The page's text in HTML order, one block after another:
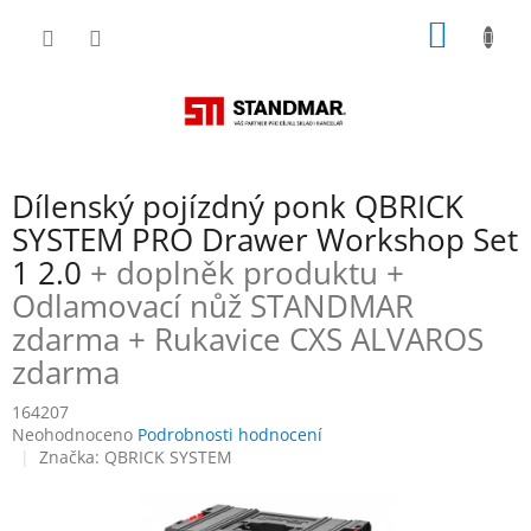
Dílenský pojízdný ponk QBRICK
SYSTEM PRO Drawer Workshop Set
1 2.0 + doplněk produktu +
Odlamovací nůž STANDMAR
zdarma + Rukavice CXS ALVAROS
zdarma
164207
Průměrné
hodnocení
Neohodnoceno Podrobnosti hodnocení
Značka: QBRICK SYSTEM